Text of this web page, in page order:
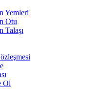
Yemleri
Otu
Talaşı
Ol